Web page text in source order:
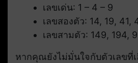
เลขเด่น: 1 – 4 – 9
เลขสองตัว: 14, 19, 41,
เลขสามตัว: 149, 194,
หากคุณยังไม่มั่นใจกับตัวเลขที่